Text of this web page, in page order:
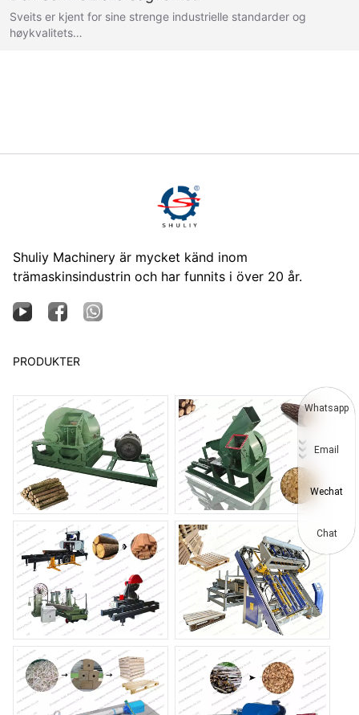
Sveits er kjent for sine strenge industrielle standarder og
høykvalitets…
Shuliy Machinery är mycket känd inom
trämaskinsindustrin och har funnits i över 20 år.
PRODUKTER
Whatsapp
Email
Wechat
Chat